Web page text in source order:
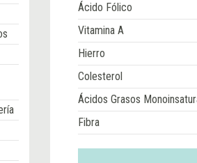
Ácido Fólico
Vitamina A
Hierro
Colesterol
Ácidos Grasos
Fibra